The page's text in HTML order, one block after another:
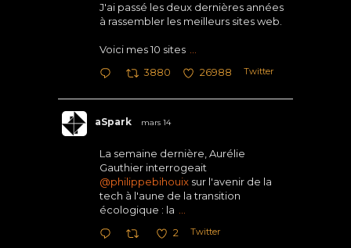
J'ai passé les deux dernières années
à rassembler les meilleurs sites web.
Voici mes 10 sites
3880 26988 Twitter
aSpark mars 14
La semaine dernière, Aurélie
Gauthier interrogeait
@philippebihouix sur l'avenir de la
tech à l'aune de la transition
écologique : la
2 Twitter